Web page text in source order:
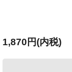
1,870円(内税)